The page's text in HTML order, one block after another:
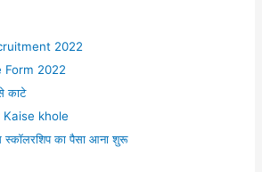
2022
Form 2022
काटे
khole
स्कॉलरशिप का पैसा आना शुरू